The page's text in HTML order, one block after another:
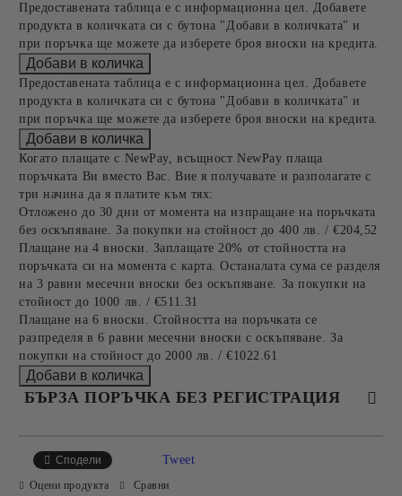
Предоставената таблица е с информационна цел. Добавете
продукта в количката си с бутона "Добави в количката" и
при поръчка ще можете да изберете броя вноски на кредита.
Предоставената таблица е с информационна цел. Добавете
продукта в количката си с бутона "Добави в количката" и
при поръчка ще можете да изберете броя вноски на кредита.
Когато плащате с NewPay, всъщност NewPay плаща
поръчката Ви вместо Вас. Вие я получавате и разполагате с
три начина да я платите към тях:
Отложено до 30 дни от момента на изпращане на поръчката
без оскъпяване. За покупки на стойност до 400 лв. / €204,52
Плащане на 4 вноски. Заплащате 20% от стойността на
поръчката си на момента с карта. Останалата сума се разделя
на 3 равни месечни вноски без оскъпяване. За покупки на
стойност до 1000 лв. / €511.31
Плащане на 6 вноски. Стойността на поръчката се
разпределя в 6 равни месечни вноски с оскъпяване. За
покупки на стойност до 2000 лв. / €1022.61
БЪРЗА ПОРЪЧКА БЕЗ РЕГИСТРАЦИЯ
Сподели
Tweet
Оцени продукта Сравни